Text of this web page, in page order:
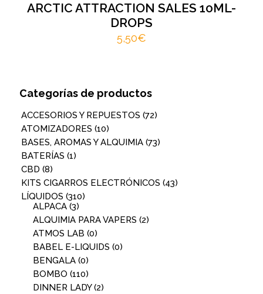
ARCTIC ATTRACTION SALES 10ML-
DROPS
5,50€
Categorías de productos
ACCESORIOS Y REPUESTOS (72)
ATOMIZADORES (10)
BASES, AROMAS Y ALQUIMIA (73)
BATERÍAS (1)
CBD (8)
KITS CIGARROS ELECTRÓNICOS (43)
LÍQUIDOS (310)
ALPACA (3)
ALQUIMIA PARA VAPERS (2)
ATMOS LAB (0)
BABEL E-LIQUIDS (0)
BENGALA (0)
BOMBO (110)
DINNER LADY (2)